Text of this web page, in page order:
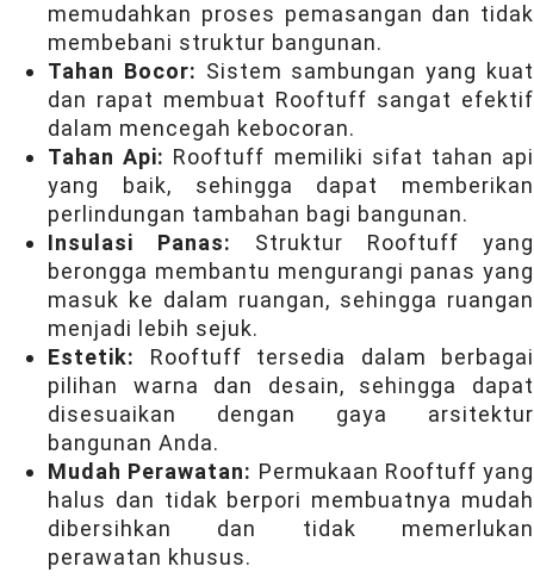
memudahkan proses pemasangan dan tidak
membebani struktur bangunan.
Tahan Bocor: Sistem sambungan yang kuat
dan rapat membuat Rooftuff sangat efektif
dalam mencegah kebocoran.
Tahan Api: Rooftuff memiliki sifat tahan api
yang baik, sehingga dapat memberikan
perlindungan tambahan bagi bangunan.
Insulasi Panas: Struktur Rooftuff yang
berongga membantu mengurangi panas yang
masuk ke dalam ruangan, sehingga ruangan
menjadi lebih sejuk.
Estetik: Rooftuff tersedia dalam berbagai
pilihan warna dan desain, sehingga dapat
disesuaikan dengan gaya arsitektur
bangunan Anda.
Mudah Perawatan: Permukaan Rooftuff yang
halus dan tidak berpori membuatnya mudah
dibersihkan dan tidak memerlukan
perawatan khusus.